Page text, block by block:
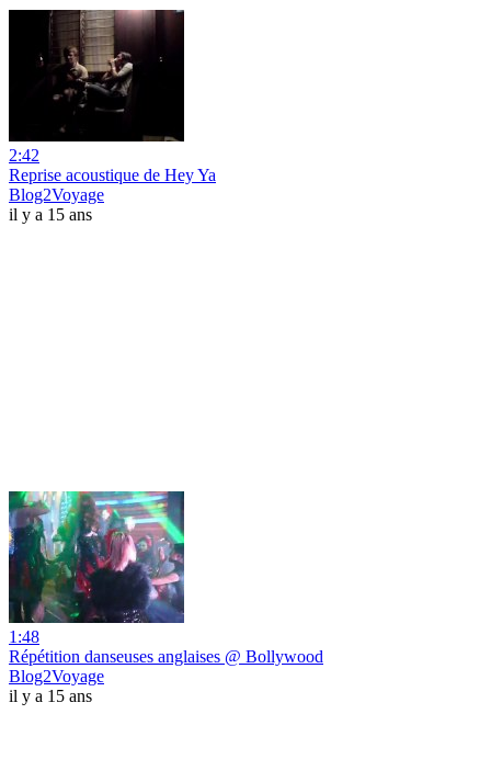
2:42
Reprise acoustique de Hey Ya
Blog2Voyage
il y a 15 ans
1:48
Répétition danseuses anglaises @ Bollywood
Blog2Voyage
il y a 15 ans